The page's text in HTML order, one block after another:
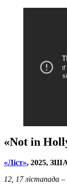
«Not in
«Лiст», 2025,
12, 17 лістапада